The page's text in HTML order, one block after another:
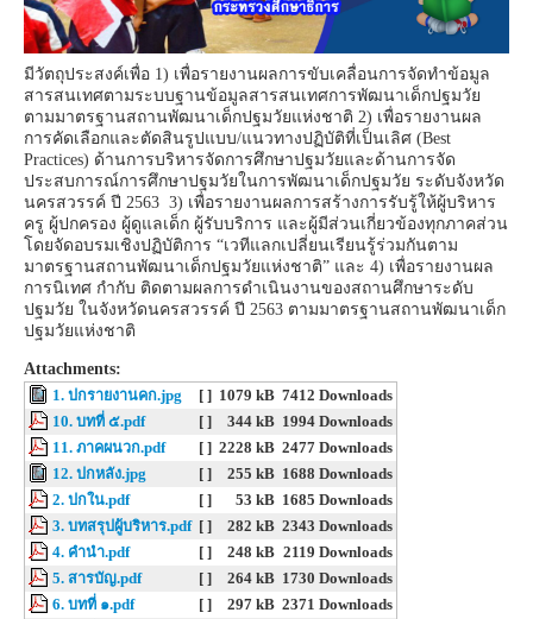
มีวัตถุประสงค์เพื่อ 1) เพื่อรายงานผลการขับเคลื่อนการจัดทำข้อมูล
สารสนเทศตามระบบฐานข้อมูลสารสนเทศการพัฒนาเด็กปฐมวัย
ตามมาตรฐานสถานพัฒนาเด็กปฐมวัยแห่งชาติ 2) เพื่อรายงานผล
การคัดเลือกและตัดสินรูปแบบ/แนวทางปฏิบัติที่เป็นเลิศ (Best
Practices) ด้านการบริหารจัดการศึกษาปฐมวัยและด้านการจัด
ประสบการณ์การศึกษาปฐมวัยในการพัฒนาเด็กปฐมวัย ระดับจังหวัด
นครสวรรค์ ปี 2563 3) เพื่อรายงานผลการสร้างการรับรู้ให้ผู้บริหาร
ครู ผู้ปกครอง ผู้ดูแลเด็ก ผู้รับบริการ และผู้มีส่วนเกี่ยวข้องทุกภาคส่วน
โดยจัดอบรมเชิงปฏิบัติการ “เวทีแลกเปลี่ยนเรียนรู้ร่วมกันตาม
มาตรฐานสถานพัฒนาเด็กปฐมวัยแห่งชาติ” และ 4) เพื่อรายงานผล
การนิเทศ กำกับ ติดตามผลการดำเนินงานของสถานศึกษาระดับ
ปฐมวัย ในจังหวัดนครสวรรค์ ปี 2563 ตามมาตรฐานสถานพัฒนาเด็ก
ปฐมวัยแห่งชาติ
Attachments:
1. ปกรายงานคก.jpg [ ] 1079 kB 7412 Downloads
10. บทที่ ๕.pdf
[ ] 344 kB 1994 Downloads
11. ภาคผนวก.pdf
[ ] 2228 kB 2477 Downloads
12. ปกหลัง.jpg
[ ] 255 kB 1688 Downloads
2. ปกใน.pdf
[ ] 53 kB 1685 Downloads
3. บทสรุปผู้บริหาร.pdf [ ] 282 kB 2343 Downloads
4. คำนำ.pdf
[ ] 248 kB 2119 Downloads
5. สารบัญ.pdf
[ ] 264 kB 1730 Downloads
6. บทที่ ๑.pdf
[ ] 297 kB 2371 Downloads